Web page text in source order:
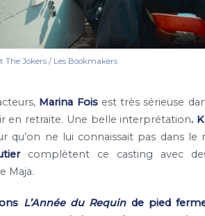
The Jokers / Les Bookmakers
Marina Foisest très sérieuse
en retraite. Une belle interprétation.
qu’on ne lui connaissait pas dans le
complètent ce casting avec
Maja.
L’Année du Requin de pied